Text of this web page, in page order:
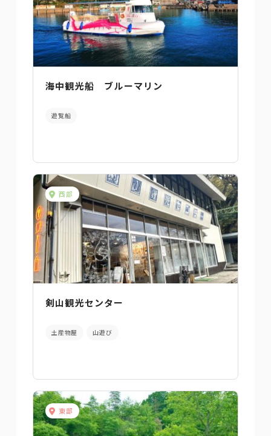
海中観光船 ブルーマリン
遊覧船
西部
剣山観光センター
土産物屋 山遊び
東部